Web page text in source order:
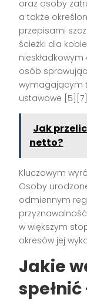
oraz osoby
a także
przepisami
ścieżki dla
osób
wymagającym
ustawowe
Jak
netto?
Kluczowym
Osoby
odmiennym
w większym
okresów jej
Jakie
spełnić